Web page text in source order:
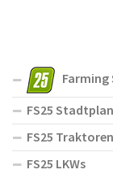
Farming
FS25 Stadtplan
FS25 Traktoren
FS25 LKWs